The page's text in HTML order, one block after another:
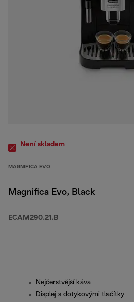
Není skladem
MAGNIFICA EVO
Magnifica Evo, Black
ECAM290.21.B
Nejčerstvější káva
Displej s dotykovými tlačítky